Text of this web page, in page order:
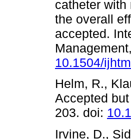
catheter
the overall
accepted.
10.1504/
Helm, R.,
Accepted
203. doi:
Irvine, D.,